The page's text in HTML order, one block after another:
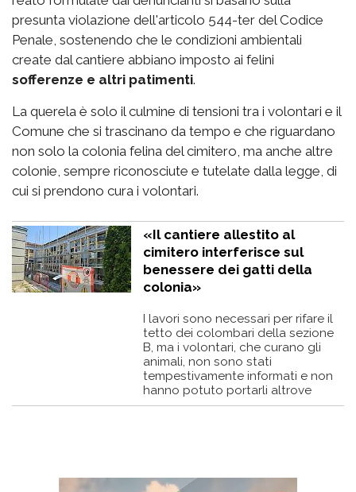
presunta violazione dell'articolo 544-ter del Codice
Penale, sostenendo che le condizioni ambientali
create dal cantiere abbiano imposto ai felini
sofferenze e altri patimenti.
La querela è solo il culmine di tensioni tra i volontari e il
Comune che si trascinano da tempo e che riguardano
non solo la colonia felina del cimitero, ma anche altre
colonie, sempre riconosciute e tutelate dalla legge, di
cui si prendono cura i volontari.
«Il cantiere allestito al
cimitero interferisce sul
benessere dei gatti della
colonia»
I lavori sono necessari per rifare il
tetto dei colombari della sezione
B, ma i volontari, che curano gli
animali, non sono stati
tempestivamente informati e non
hanno potuto portarli altrove